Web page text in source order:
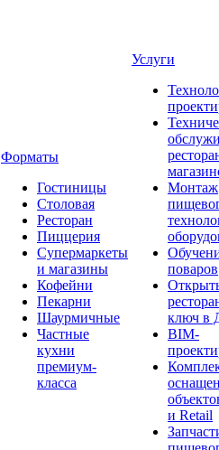
Форматы
Гостиницы
Столовая
Ресторан
Пиццерия
Супермаркеты
и магазины
Кофейни
Пекарни
Шаурмичные
Частные
кухни
премиум-
класса
Услуги
Монтаж
поваров
ключ в
BIM-
и Retail